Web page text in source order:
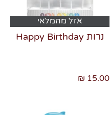
אזל מהמלאי
נרות Happy Birthday
15.00 ₪